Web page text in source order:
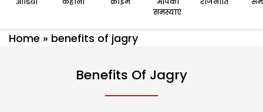
समस्याएं
Home » benefits of jagry
Benefits Of Jagry